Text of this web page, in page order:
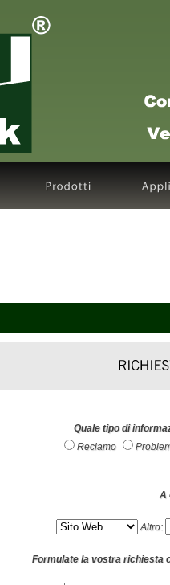
Quale tipo di
Reclamo
A
Altro:
Formulate la vostra richiesta